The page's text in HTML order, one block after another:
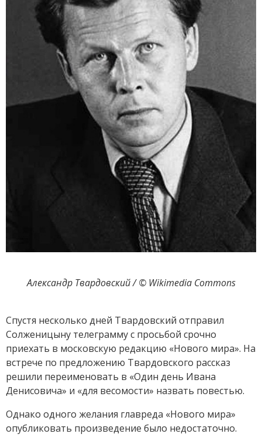
Александр Твардовский / © Wikimedia Commons
Спустя несколько дней Твардовский отправил
Солженицыну телеграмму с просьбой срочно
приехать в московскую редакцию «Нового мира». На
встрече по предложению Твардовского рассказ
решили переименовать в «Один день Ивана
Денисовича» и «для весомости» назвать повестью.
Однако одного желания главреда «Нового мира»
опубликовать произведение было недостаточно.